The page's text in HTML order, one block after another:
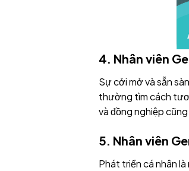
4. Nhân viên
Sự cởi mở và sẵn
thường tìm cách
và đồng nghiệp
5. Nhân viên
Phát triển cá nhân